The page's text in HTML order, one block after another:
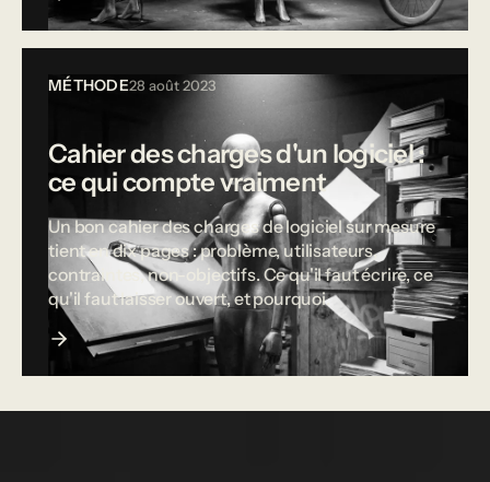
MÉTHODE28 août 2023
Cahier des charges d'un logiciel :
ce qui compte vraiment
Un bon cahier des charges de logiciel sur mesure
tient en dix pages : problème, utilisateurs,
contraintes, non-objectifs. Ce qu'il faut écrire, ce
qu'il faut laisser ouvert, et pourquoi.